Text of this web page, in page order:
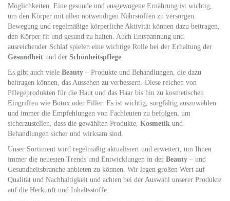
Möglichkeiten. Eine gesunde und ausgewogene Ernährung ist wichtig,
um den Körper mit allen notwendigen Nährstoffen zu versorgen.
Bewegung und regelmäßige körperliche Aktivität können dazu beitragen,
den Körper fit und gesund zu halten. Auch Entspannung und
ausreichender Schlaf spielen eine wichtige Rolle bei der Erhaltung der
Gesundheit und der Schönheitspflege.
Es gibt auch viele Beauty – Produkte und Behandlungen, die dazu
beitragen können, das Aussehen zu verbessern. Diese reichen von
Pflegeprodukten für die Haut und das Haar bis hin zu kosmetischen
Eingriffen wie Botox oder Filler. Es ist wichtig, sorgfältig auszuwählen
und immer die Empfehlungen von Fachleuten zu befolgen, um
sicherzustellen, dass die gewählten Produkte, Kosmetik und
Behandlungen sicher und wirksam sind.
Unser Sortiment wird regelmäßig aktualisiert und erweitert, um Ihnen
immer die neuesten Trends und Entwicklungen in der Beauty – und
Gesundheitsbranche anbieten zu können. Wir legen großen Wert auf
Qualität und Nachhaltigkeit und achten bei der Auswahl unserer Produkte
auf die Herkunft und Inhaltsstoffe.